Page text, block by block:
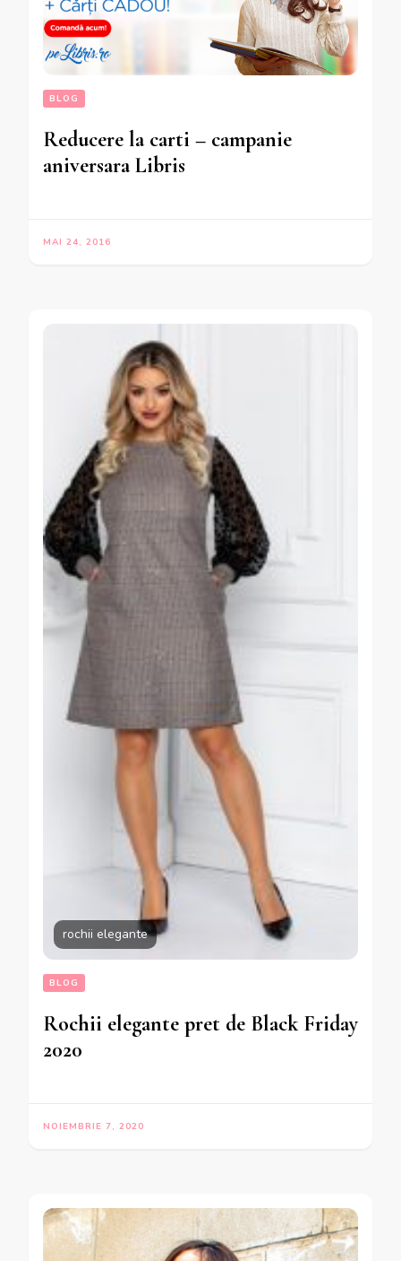
BLOG
Reducere la carti – campanie
aniversara Libris
MAI 24, 2016
rochii elegante
BLOG
Rochii elegante pret de Black Friday
2020
NOIEMBRIE 7, 2020